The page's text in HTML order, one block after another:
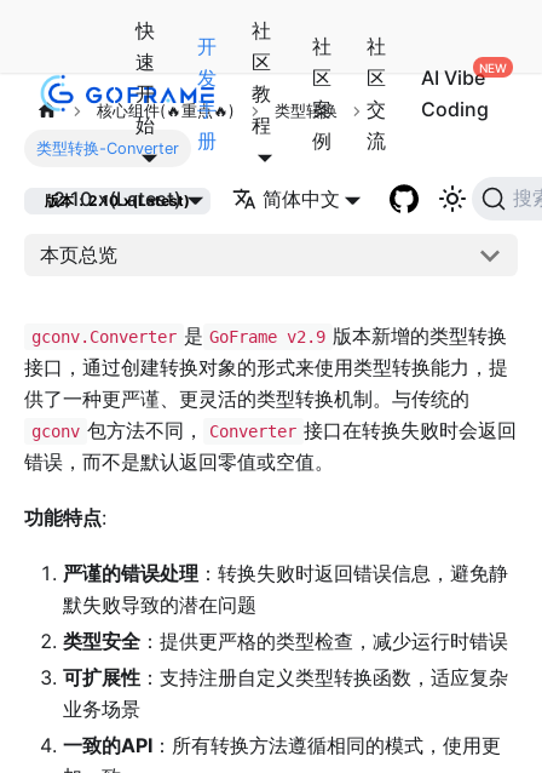
快
速
开
始
开
发
手
册
社
区
教
程
社
区
案
例
社
区
交
流
AI Vibe
Coding
2.10.x(Latest) 简体中文 搜
核心组件(🔥重点🔥) 类型转换
类型转换-Converter
版本：2.10.x(Latest)
本页总览
gconv.Converter 是 GoFrame v2.9 版本新增的类型转换
接口，通过创建转换对象的形式来使用类型转换能力，提
供了一种更严谨、更灵活的类型转换机制。与传统的
gconv 包方法不同， Converter 接口在转换失败时会返回
错误，而不是默认返回零值或空值。
功能特点:
严谨的错误处理 ：转换失败时返回错误信息，避免静
默失败导致的潜在问题
类型安全 ：提供更严格的类型检查，减少运行时错误
可扩展性 ：支持注册自定义类型转换函数，适应复杂
业务场景
一致的API ：所有转换方法遵循相同的模式，使用更